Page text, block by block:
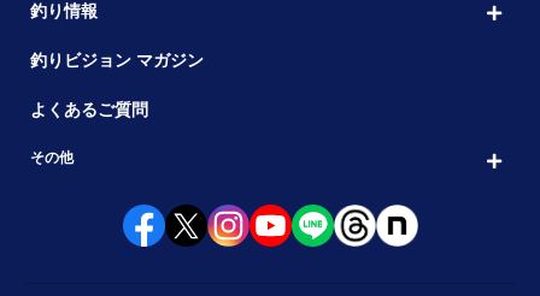
釣り情報
釣りビジョン マガジン
よくあるご質問
その他